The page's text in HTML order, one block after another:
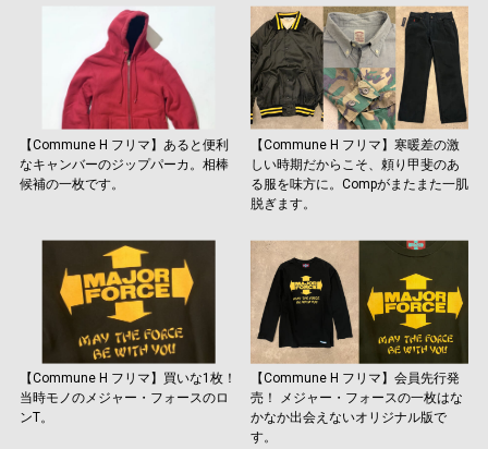
【Commune H フリマ】あると便利
なキャンバーのジップパーカ。相棒
候補の一枚です。
【Commune H フリマ】寒暖差の激
しい時期だからこそ、頼り甲斐のあ
る服を味方に。Compがまたまた一肌
脱ぎます。
【Commune H フリマ】買いな1枚！
当時モノのメジャー・フォースのロ
ンT。
【Commune H フリマ】会員先行発
売！ メジャー・フォースの一枚はな
かなか出会えないオリジナル版で
す。